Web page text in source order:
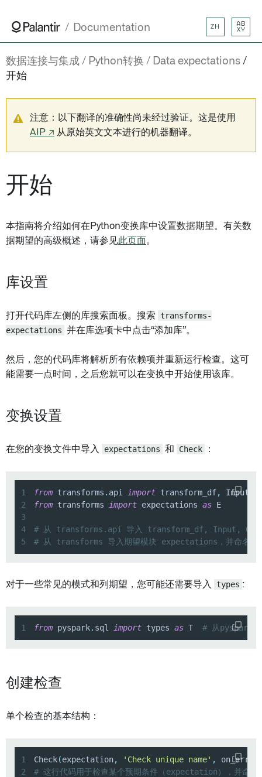
Documentation ZH
AB
XY
数据连接与集成 Python转换
Data expectations
开始
注意：以下翻译的准确性尚未经过验证。这是使用
AIP ↗ 从原始英文文本进行的机器翻译。
开始
本指南将介绍如何在Python变换库中设置数据期望。有关数
据期望的高级概述，请参见此页面 。
库设置
打开代码库左侧的库搜索面板。搜索 transforms-
expectations 并在库选项卡中点击“添加库”。
然后，您的代码库将解析所有依赖项并重新运行检查。这可
能需要一点时间，之后您就可以在变换中开始使用该库。
变换设置
在您的变换文件中导入 expectations 和 Check ：
1 from transforms . api import transform_df, Input
2
from transforms import expectations as
E
3
4
# 从 transforms.api 导入 transform_df, Input,
5
# 从 transforms 导入期望模块 expectations，并命名为
对于一些常见的模式和列期望，您可能还需要导入 types :
1 from pyspark. sql import types as T # 从
创建检查
单个检查的基本结构：
1 Check(expectation, 'Check unique name' , on_error
2
# 这行代码用于检查某个预期条件（expectation），并命